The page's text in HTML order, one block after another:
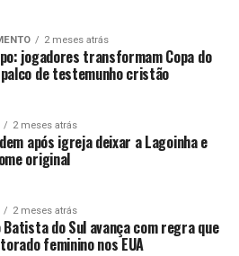
2 meses atrás
jogadores transformam Copa do
palco de testemunho cristão
2 meses atrás
após igreja deixar a Lagoinha e
original
2 meses atrás
Batista do Sul avança com regra que
feminino nos EUA